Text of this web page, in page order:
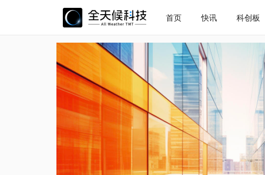
首页 快讯 科创板